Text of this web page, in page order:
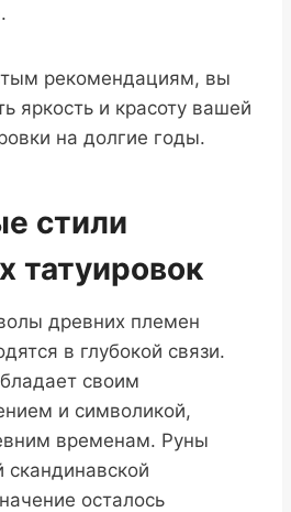
рекомендациям, вы
яркость и красоту вашей
на долгие годы.
стили
татуировок
древних племен
в глубокой связи.
своим
и символикой,
временам. Руны
скандинавской
осталось